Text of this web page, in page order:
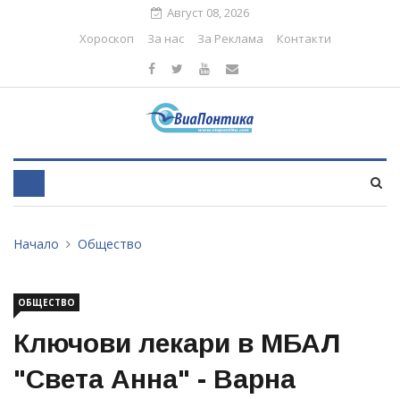
Август 08, 2026
Хороскоп
За нас За Реклама Контакти
Начало Общество
ОБЩЕСТВО
Ключови лекари в МБАЛ
"Света Анна" - Варна